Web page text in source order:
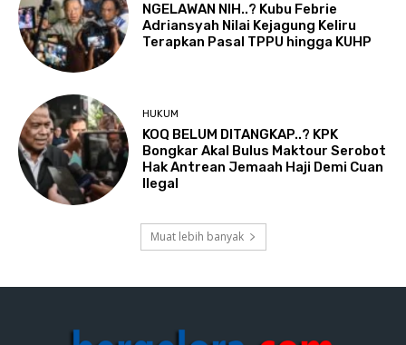
NGELAWAN NIH..? Kubu Febrie
Adriansyah Nilai Kejagung Keliru
Terapkan Pasal TPPU hingga KUHP
HUKUM
KOQ BELUM DITANGKAP..? KPK
Bongkar Akal Bulus Maktour Serobot
Hak Antrean Jemaah Haji Demi Cuan
Ilegal
Muat lebih banyak